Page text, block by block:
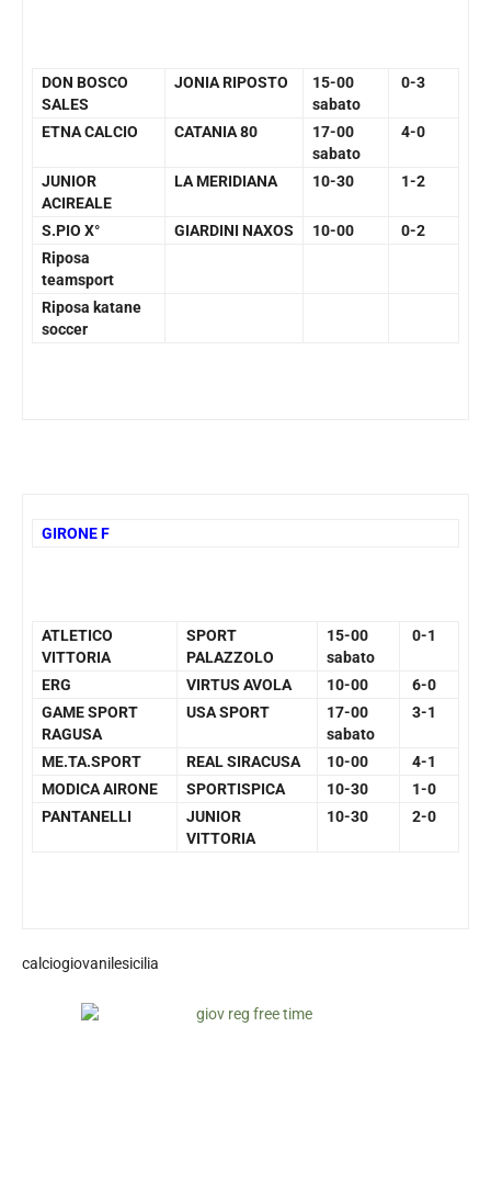
DON BOSCO
SALES
JONIA RIPOSTO
15-00
sabato
0-3
ETNA CALCIO CATANIA 80
17-00
sabato
4-0
JUNIOR
ACIREALE
LA MERIDIANA 10-30 1-2
S.PIO X° GIARDINI NAXOS 10-00
0-2
Riposa
teamsport
Riposa katane
soccer
GIRONE F
ATLETICO
VITTORIA
SPORT
PALAZZOLO
15-00
sabato
0-1
ERG VIRTUS AVOLA 10-00
6-0
GAME SPORT
RAGUSA
USA SPORT
17-00
sabato
3-1
ME.TA.SPORT REAL SIRACUSA 10-00
4-1
MODICA AIRONE
SPORTISPICA 10-30
1-0
PANTANELLI
JUNIOR
VITTORIA
10-30 2-0
calciogiovanilesicilia